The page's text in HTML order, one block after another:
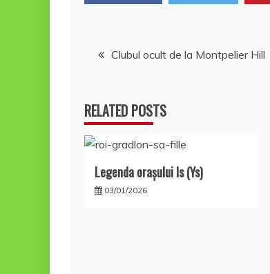
Navigare
articole
Clubul ocult de la Montpelier Hill
RELATED POSTS
Legenda oraşului Is (Ys)
03/01/2026